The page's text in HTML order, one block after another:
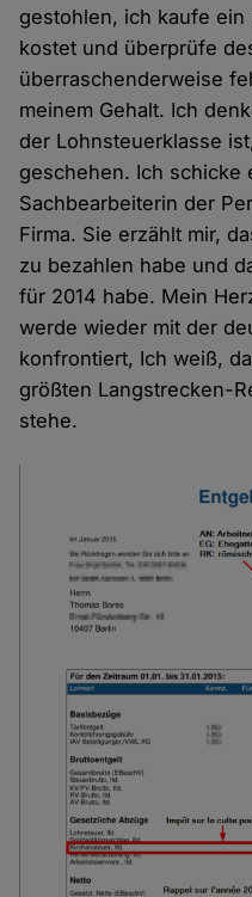
gestohlen, ich kaufe ein
kostet und überprüfe
überraschenderweise
meinem Gehalt. Ich
der Lohnsteuerklasse
geschehen. Ich schicke
Sachbearbeiterin der
Firma. Sie erzählt mir,
zu bezahlen habe und
für 2014 habe. Mein
werde wieder mit der
konfrontiert, Ich weiß,
größten Langstrecken-
stehe.